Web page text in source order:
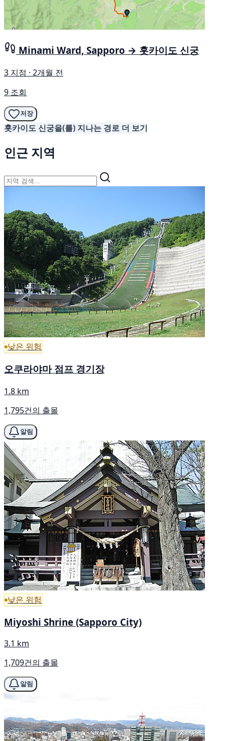
Minami Ward, Sapporo → 홋카이도 신궁
3 지점 · 2개월 전
9 조회
저장
홋카이도 신궁을(를) 지나는 경로 더 보기
인근 지역
낮은 위험
오쿠라야마 점프 경기장
1.8 km
1,795건의 출몰
알림
낮은 위험
Miyoshi Shrine (Sapporo City)
3.1 km
1,709건의 출몰
알림